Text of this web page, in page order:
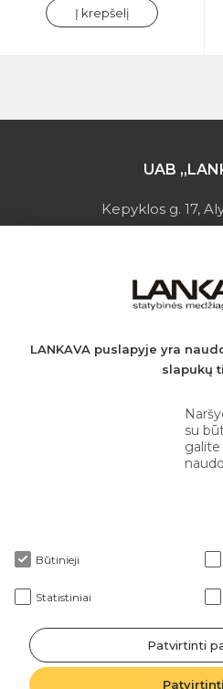
Į krepšelį
UAB
Kepyklos g. 17,
Įmonės kodas:
PVM mokėtojo
A.s.:
AB SEB
+370
Apie
2026 © Lankava
LANKAVA puslapyje yra
slapukų
su
galite
Būtinieji
Statistiniai
Patvirtinti